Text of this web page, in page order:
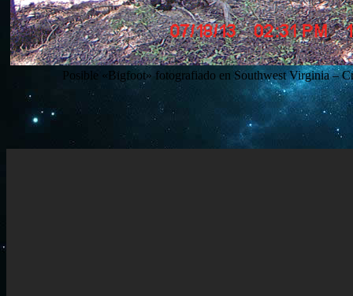
Posible «Bigfoot» fotografiado en Southwest Virginia –